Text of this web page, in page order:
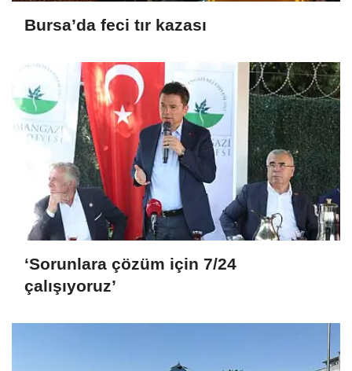
Bursa’da feci tır kazası
‘Sorunlara çözüm için 7/24
çalışıyoruz’